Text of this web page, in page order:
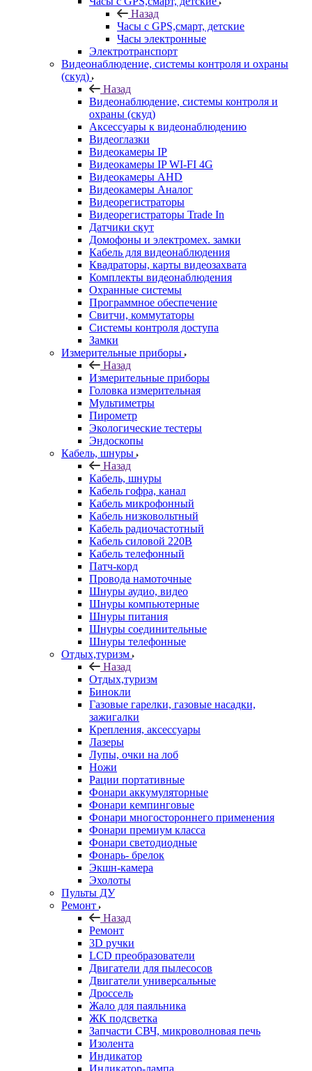
Назад
Часы с GPS,смарт, детские
Часы электронные
Электротранспорт
Видеонаблюдение, системы контроля и охраны
(скуд)
Назад
Видеонаблюдение, системы контроля и
охраны (скуд)
Аксессуары к видеонаблюдению
Видеоглазки
Видеокамеры IP
Видеокамеры IP WI-FI 4G
Видеокамеры AHD
Видеокамеры Аналог
Видеорегистраторы
Видеорегистраторы Trade In
Датчики скут
Домофоны и электромех. замки
Кабель для видеонаблюдения
Квадраторы, карты видеозахвата
Комплекты видеонаблюдения
Охранные системы
Программное обеспечение
Свитчи, коммутаторы
Системы контроля доступа
Замки
Измерительные приборы
Назад
Измерительные приборы
Головка измерительная
Мультиметры
Пирометр
Экологические тестеры
Эндоскопы
Кабель, шнуры
Назад
Кабель, шнуры
Кабель гофра, канал
Кабель микрофонный
Кабель низковольтный
Кабель радиочастотный
Кабель силовой 220В
Кабель телефонный
Патч-корд
Провода намоточные
Шнуры аудио, видео
Шнуры компьютерные
Шнуры питания
Шнуры соединительные
Шнуры телефонные
Отдых,туризм
Назад
Отдых,туризм
Бинокли
Газовые гарелки, газовые насадки,
зажигалки
Крепления, аксессуары
Лазеры
Лупы, очки на лоб
Ножи
Рации портативные
Фонари аккумуляторные
Фонари кемпинговые
Фонари многостороннего применения
Фонари премиум класса
Фонари светодиодные
Фонарь- брелок
Экшн-камера
Эхолоты
Пульты ДУ
Ремонт
Назад
Ремонт
3D ручки
LCD преобразователи
Двигатели для пылесосов
Двигатели универсальные
Дроссель
Жало для паяльника
ЖК подсветка
Запчасти СВЧ, микроволновая печь
Изолента
Индикатор
Индикатор-лампа